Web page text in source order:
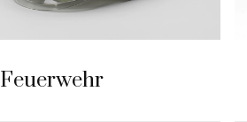
Feuerwehr